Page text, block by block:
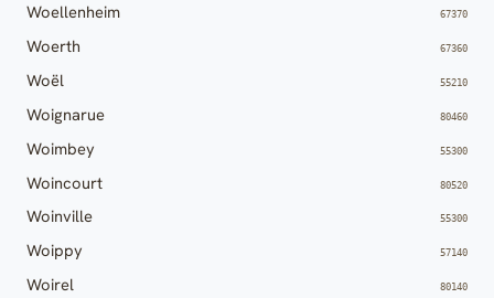
Woellenheim 67370
Woerth 67360
Woël 55210
Woignarue 80460
Woimbey 55300
Woincourt 80520
Woinville 55300
Woippy 57140
Woirel 80140